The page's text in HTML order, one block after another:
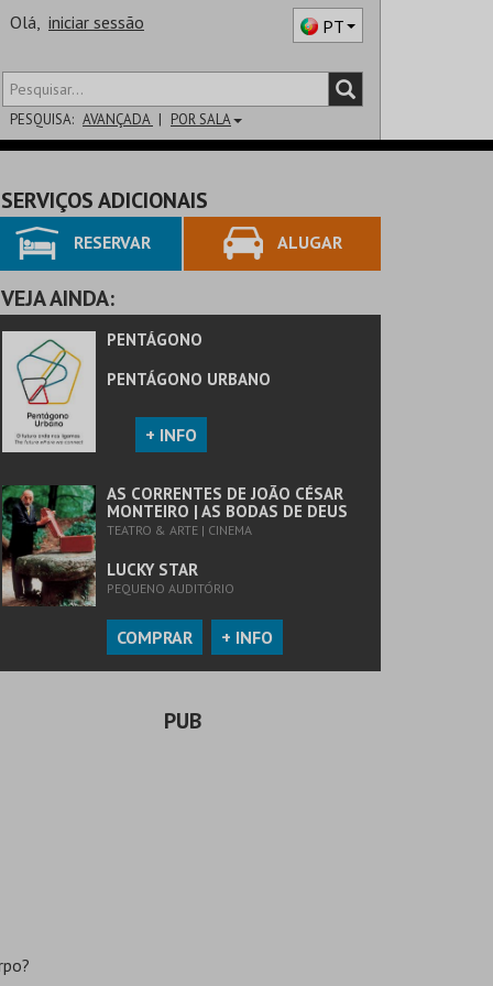
Olá, iniciar sessão PT
PESQUISA: AVANÇADA POR SALA
SALA
SERVIÇOS ADICIONAIS
RESERVAR ALUGAR
VEJA AINDA:
PENTÁGONO
PENTÁGONO URBANO
+ INFO
AS CORRENTES DE JOÃO CÉSAR
MONTEIRO | AS BODAS DE DEUS
TEATRO & ARTE | CINEMA
LUCKY STAR
PEQUENO AUDITÓRIO
COMPRAR + INFO
PUB